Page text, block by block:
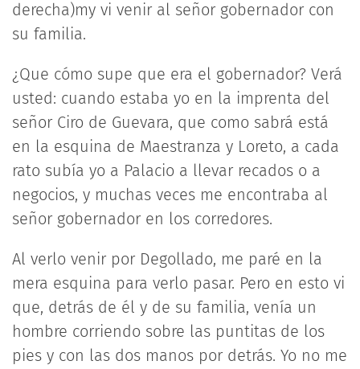
derecha)my vi venir al señor gobernador con
su familia.
¿Que cómo supe que era el gobernador? Verá
usted: cuando estaba yo en la imprenta del
señor Ciro de Guevara, que como sabrá está
en la esquina de Maestranza y Loreto, a cada
rato subía yo a Palacio a llevar recados o a
negocios, y muchas veces me encontraba al
señor gobernador en los corredores.
Al verlo venir por Degollado, me paré en la
mera esquina para verlo pasar. Pero en esto vi
que, detrás de él y de su familia, venía un
hombre corriendo sobre las puntitas de los
pies y con las dos manos por detrás. Yo no me